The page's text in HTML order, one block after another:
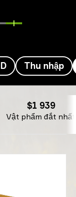
Thu nhập
Vật phẩm đắt nhất
$1 939